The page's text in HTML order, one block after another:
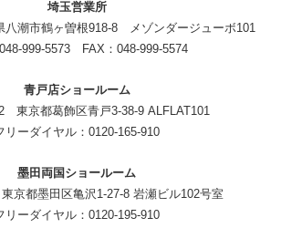
埼玉営業所
潮市鶴ヶ曽根918-8 メゾンダージューボ101
999-5573 FAX：048-999-5574
青戸店ショールーム
東京都葛飾区青戸3-38-9 ALFLAT101
リーダイヤル：0120-165-910
墨田両国ショールーム
京都墨田区亀沢1-27-8 岩瀬ビル102号室
リーダイヤル：0120-195-910